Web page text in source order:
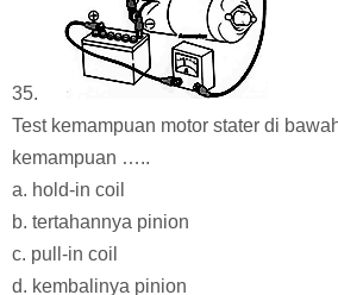
35.
Test kemampuan motor stater di
kemampuan …..
a. hold-in coil
b. tertahannya pinion
c. pull-in coil
d. kembalinya pinion